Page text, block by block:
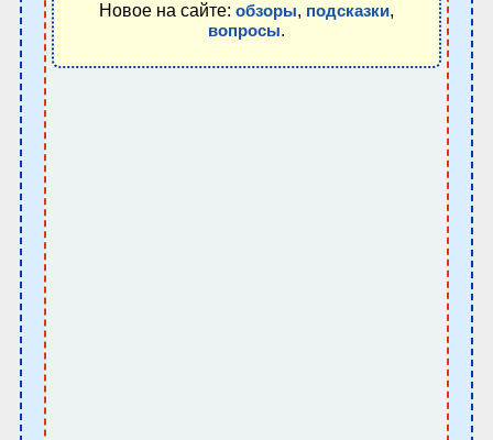
Новое на сайте: обзоры, подсказки,
вопросы.